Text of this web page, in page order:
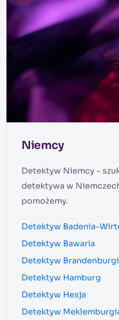
Niemcy
Detektyw Niemcy -
detektywa w
pomożemy.
Detektyw Badenia-
Detektyw Bawaria
Detektyw
Detektyw Hamburg
Detektyw Hesja
Detektyw